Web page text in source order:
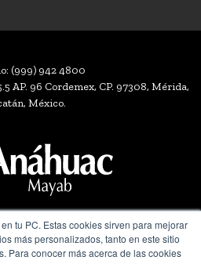
tu PC. Estas cookies sirven para mejorar
más personalizados, tanto en este sitio
Para conocer más acerca de las cookies
(999) 942 4800
AP. 96 Cordemex, CP. 97308, Mérida,
México.
de